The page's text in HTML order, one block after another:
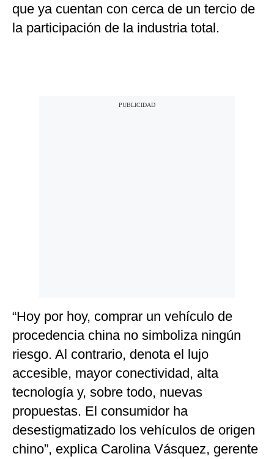
que ya cuentan con cerca de un tercio de
la participación de la industria total.
“Hoy por hoy, comprar un vehículo de
procedencia china no simboliza ningún
riesgo. Al contrario, denota el lujo
accesible, mayor conectividad, alta
tecnología y, sobre todo, nuevas
propuestas. El consumidor ha
desestigmatizado los vehículos de origen
chino”, explica Carolina Vásquez, gerente